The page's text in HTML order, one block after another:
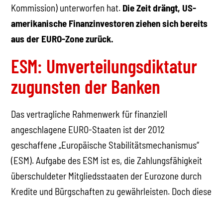
Kommission) unterworfen hat. Die Zeit drängt, US-
amerikanische Finanzinvestoren ziehen sich bereits
aus der EURO-Zone zurück.
ESM: Umverteilungsdiktatur
zugunsten der Banken
Das vertragliche Rahmenwerk für finanziell
angeschlagene EURO-Staaten ist der 2012
geschaffene „Europäische Stabilitätsmechanismus“
(ESM). Aufgabe des ESM ist es, die Zahlungsfähigkeit
überschuldeter Mitgliedsstaaten der Eurozone durch
Kredite und Bürgschaften zu gewährleisten. Doch diese